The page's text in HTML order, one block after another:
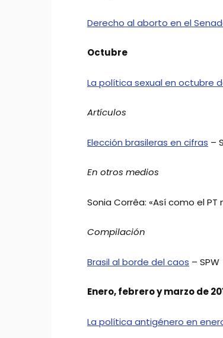
Derecho al aborto en el
Octubre
La política sexual en octubre
Artículos
Elección brasileras en cifras –
En otros medios
Sonia Corrêa: «Así como el
Compilación
Brasil al borde del caos – SPW
Enero, febrero y marzo de
La política antigénero en